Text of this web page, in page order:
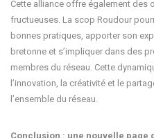
Cette alliance offre également
fructueuses. La scop Roudour
bonnes pratiques, apporter son
bretonne et s’impliquer dans des
membres du réseau. Cette
l’innovation, la créativité et le
l’ensemble du réseau.
Conclusion : une nouvelle page